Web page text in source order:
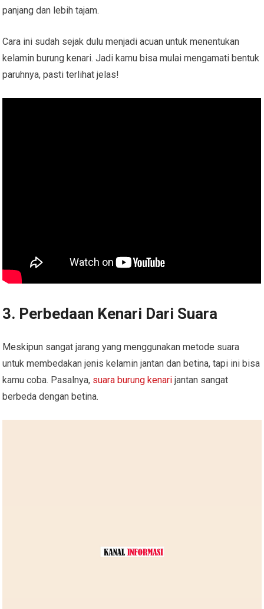
panjang dan lebih tajam.
Cara ini sudah sejak dulu menjadi acuan untuk menentukan
kelamin burung kenari. Jadi kamu bisa mulai mengamati bentuk
paruhnya, pasti terlihat jelas!
3. Perbedaan Kenari Dari Suara
Meskipun sangat jarang yang menggunakan metode suara
untuk membedakan jenis kelamin jantan dan betina, tapi ini bisa
kamu coba. Pasalnya, suara burung kenari jantan sangat
berbeda dengan betina.